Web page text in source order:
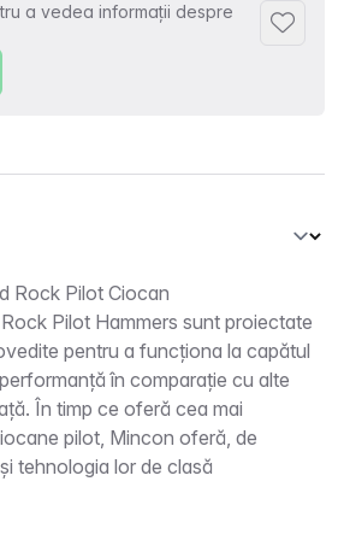
a vedea informații despre
Rock Pilot Ciocan
Pilot Hammers sunt proiectate
pentru a funcționa la capătul
în comparație cu alte
În timp ce oferă cea mai
pilot, Mincon oferă, de
tehnologia lor de clasă